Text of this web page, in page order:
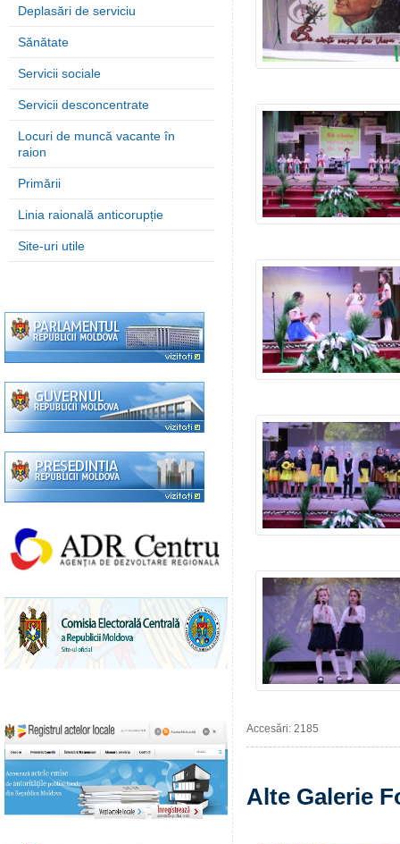
Deplasări de serviciu
Sănătate
Servicii sociale
Servicii desconcentrate
Locuri de muncă vacante în
raion
Primării
Linia raională anticorupție
Site-uri utile
Accesări: 2185
Alte Galerie